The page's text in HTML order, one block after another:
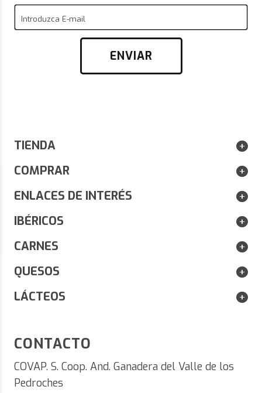
PEDIDOS SUPERIORES A 80 € EN PRODUCTOS
Introduzca E-mail
ENVIAR
TIENDA
COMPRAR
ENLACES DE INTERÉS
IBÉRICOS
CARNES
QUESOS
LÁCTEOS
CONTACTO
COVAP. S. Coop. And. Ganadera del Valle de los
Pedroches